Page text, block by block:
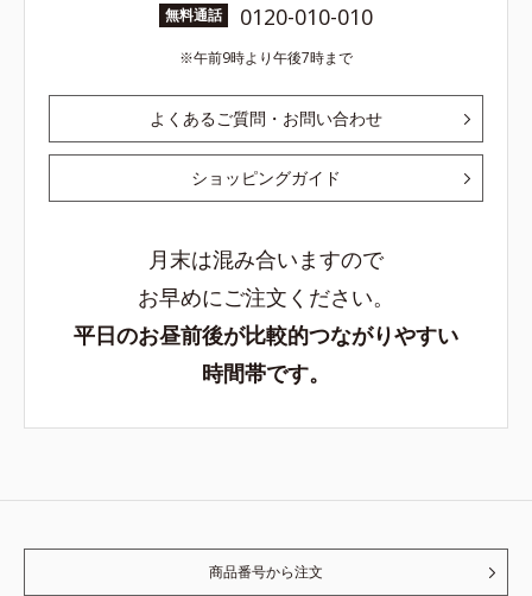
無料通話 0120-010-010
午前9時より午後7時まで
よくあるご質問・お問い合わせ
ショッピングガイド
月末は混み合いますので
お早めにご注文ください。
平日のお昼前後が比較的つながりやすい
時間帯です。
商品番号から注文